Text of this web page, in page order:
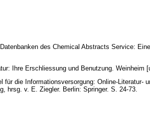
des Chemical Abstracts Service:
Ihre Erschliessung und Benutzung. Weinheim
die Informationsversorgung: Online-Literatur-
hrsg. v. E. Ziegler. Berlin: Springer. S. 24-73.